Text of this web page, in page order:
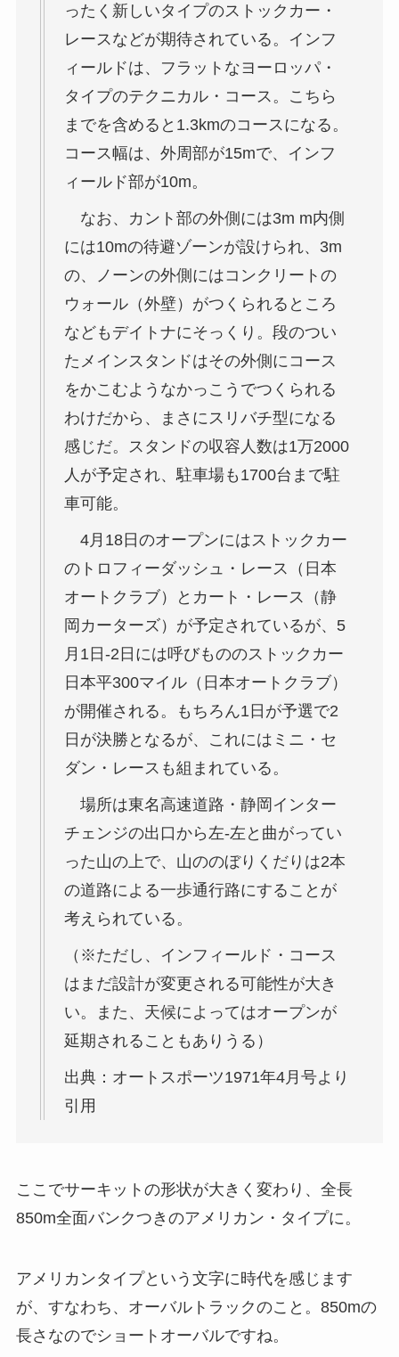
ったく新しいタイプのストックカー・
レースなどが期待されている。インフ
ィールドは、フラットなヨーロッパ・
タイプのテクニカル・コース。こちら
までを含めると1.3kmのコースになる。
コース幅は、外周部が15mで、インフ
ィールド部が10m。
なお、カント部の外側には3m m内側
には10mの待避ゾーンが設けられ、3m
の、ノーンの外側にはコンクリートの
ウォール（外壁）がつくられるところ
などもデイトナにそっくり。段のつい
たメインスタンドはその外側にコース
をかこむようなかっこうでつくられる
わけだから、まさにスリバチ型になる
感じだ。スタンドの収容人数は1万2000
人が予定され、駐車場も1700台まで駐
車可能。
4月18日のオープンにはストックカー
のトロフィーダッシュ・レース（日本
オートクラブ）とカート・レース（静
岡カーターズ）が予定されているが、5
月1日-2日には呼びもののストックカー
日本平300マイル（日本オートクラブ）
が開催される。もちろん1日が予選で2
日が決勝となるが、これにはミニ・セ
ダン・レースも組まれている。
場所は東名高速道路・静岡インター
チェンジの出口から左-左と曲がってい
った山の上で、山ののぼりくだりは2本
の道路による一歩通行路にすることが
考えられている。
（※ただし、インフィールド・コース
はまだ設計が変更される可能性が大き
い。また、天候によってはオープンが
延期されることもありうる）
出典：オートスポーツ1971年4月号より
引用
ここでサーキットの形状が大きく変わり、全長
850m全面バンクつきのアメリカン・タイプに。
アメリカンタイプという文字に時代を感じます
が、すなわち、オーバルトラックのこと。850mの
長さなのでショートオーバルですね。